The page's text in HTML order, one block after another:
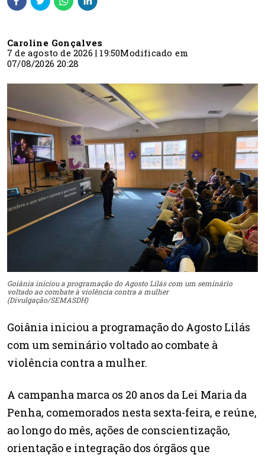
Caroline Gonçalves
7 de agosto de 2026 | 19:50Modificado em
07/08/2026 20:28
Goiânia iniciou a programação do Agosto Lilás com um seminário
voltado ao combate à violência contra a mulher
(Divulgação/SEMASDH)
Goiânia iniciou a programação do Agosto Lilás
com um seminário voltado ao combate à
violência contra a mulher.
A campanha marca os 20 anos da Lei Maria da
Penha, comemorados nesta sexta-feira, e reúne,
ao longo do mês, ações de conscientização,
orientação e integração dos órgãos que